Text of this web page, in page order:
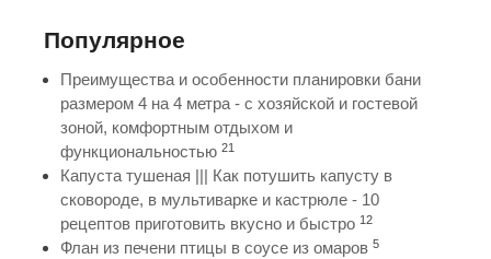
Популярное
Преимущества и особенности планировки бани
размером 4 на 4 метра - с хозяйской и гостевой
зоной, комфортным отдыхом и
функциональностью 21
Капуста тушеная ||| Как потушить капусту в
сковороде, в мультиварке и кастрюле - 10
рецептов приготовить вкусно и быстро 12
Флан из печени птицы в соусе из омаров 5